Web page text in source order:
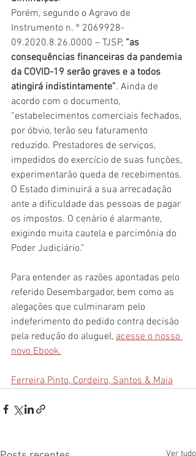
Porém, segundo o Agravo de
Instrumento n. º 2069928-
09.2020.8.26.0000 – TJSP, “as
consequências financeiras da pandemia
da COVID-19 serão graves e a todos
atingirá indistintamente”. Ainda de
acordo com o documento,
“estabelecimentos comerciais fechados,
por óbvio, terão seu faturamento
reduzido. Prestadores de serviços,
impedidos do exercício de suas funções,
experimentarão queda de recebimentos.
O Estado diminuirá a sua arrecadação
ante a dificuldade das pessoas de pagar
os impostos. O cenário é alarmante,
exigindo muita cautela e parcimônia do
Poder Judiciário.”
Para entender as razões apontadas pelo
referido Desembargador, bem como as
alegações que culminaram pelo
indeferimento do pedido contra decisão
pela redução do aluguel, acesse o nosso
novo Ebook.
Ferreira Pinto, Cordeiro, Santos & Maia
Ver tudo